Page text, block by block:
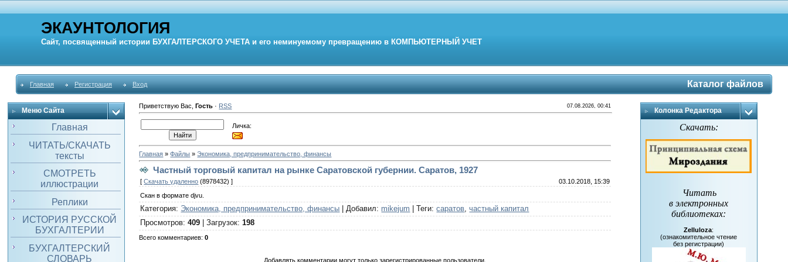
ЭКАУНТОЛОГИЯ
Сайт, посвященный истории БУХГАЛТЕРСКОГО УЧЕТА и его неминуемому превращению в КОМПЬЮТЕРНЫЙ УЧЕТ
Главная Регистрация Вход Каталог файлов
Меню Сайта
Главная
ЧИТАТЬ/СКАЧАТЬ
тексты
СМОТРЕТЬ
иллюстрации
Реплики
ИСТОРИЯ РУССКОЙ
БУХГАЛТЕРИИ
БУХГАЛТЕРСКИЙ
СЛОВАРЬ
Приветствую Вас ,Гость · RSS 07.08.2026, 00:41
Личка:
Главная »Файлы »Экономика, предпринимательство, финансы
Частный торговый капитал на рынке Саратовской губернии. Саратов, 1927
[Скачать удаленно (8978432) ]
03.10.2018, 15:39
Скан в формате djvu.
Категория: Экономика, предпринимательство, финансы |Добавил: mikejum |Теги:саратов,частный капитал
Просмотров:409 |Загрузок:198
Всего комментариев:0
Добавлять комментарии могут только зарегистрированные пользователи.
Колонка Редактора
Скачать:
Читать
в электронных
библиотеках:
Zelluloza:
(ознакомительное чтение
без регистрации)